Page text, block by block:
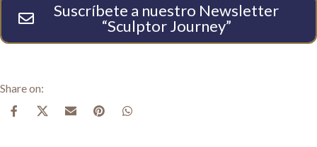
Suscríbete a nuestro Newsletter
“Sculptor Journey”